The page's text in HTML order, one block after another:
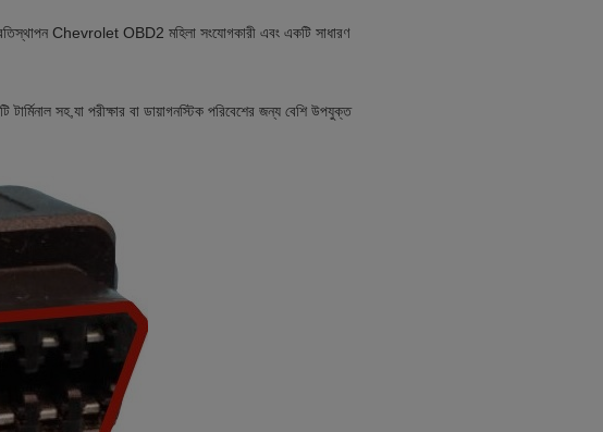
Chevrolet OBD2 মহিলা সংযোগকারী এবং একটি সাধারণ
সহ,যা পরীক্ষার বা ডায়াগনস্টিক পরিবেশের জন্য বেশি উপযুক্ত